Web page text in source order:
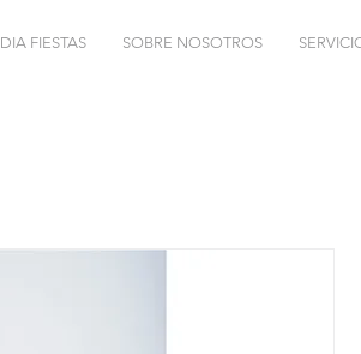
FIESTAS SOBRE NOSOTROS